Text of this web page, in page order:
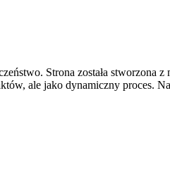
Strona została stworzona
ale jako dynamiczny proces.